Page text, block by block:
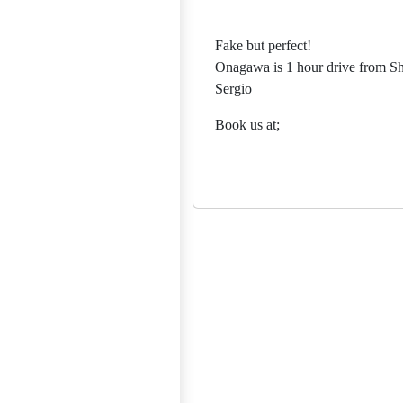
Fake but perfect!
Onagawa is 1 hour drive from
Sergio
Book us at;